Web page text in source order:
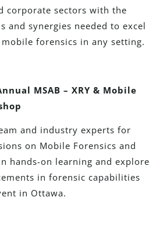
corporate sectors with the
and synergies needed to excel
forensics in any setting.
MSAB – XRY & Mobile
and industry experts for
on Mobile Forensics and
hands-on learning and explore
in forensic capabilities
in Ottawa.